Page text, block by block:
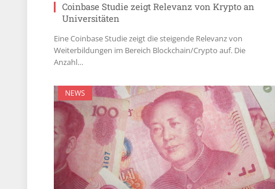
Coinbase Studie zeigt Relevanz von Krypto an
Universitäten
Eine Coinbase Studie zeigt die steigende Relevanz von
Weiterbildungen im Bereich Blockchain/Crypto auf. Die
Anzahl…
NEWS